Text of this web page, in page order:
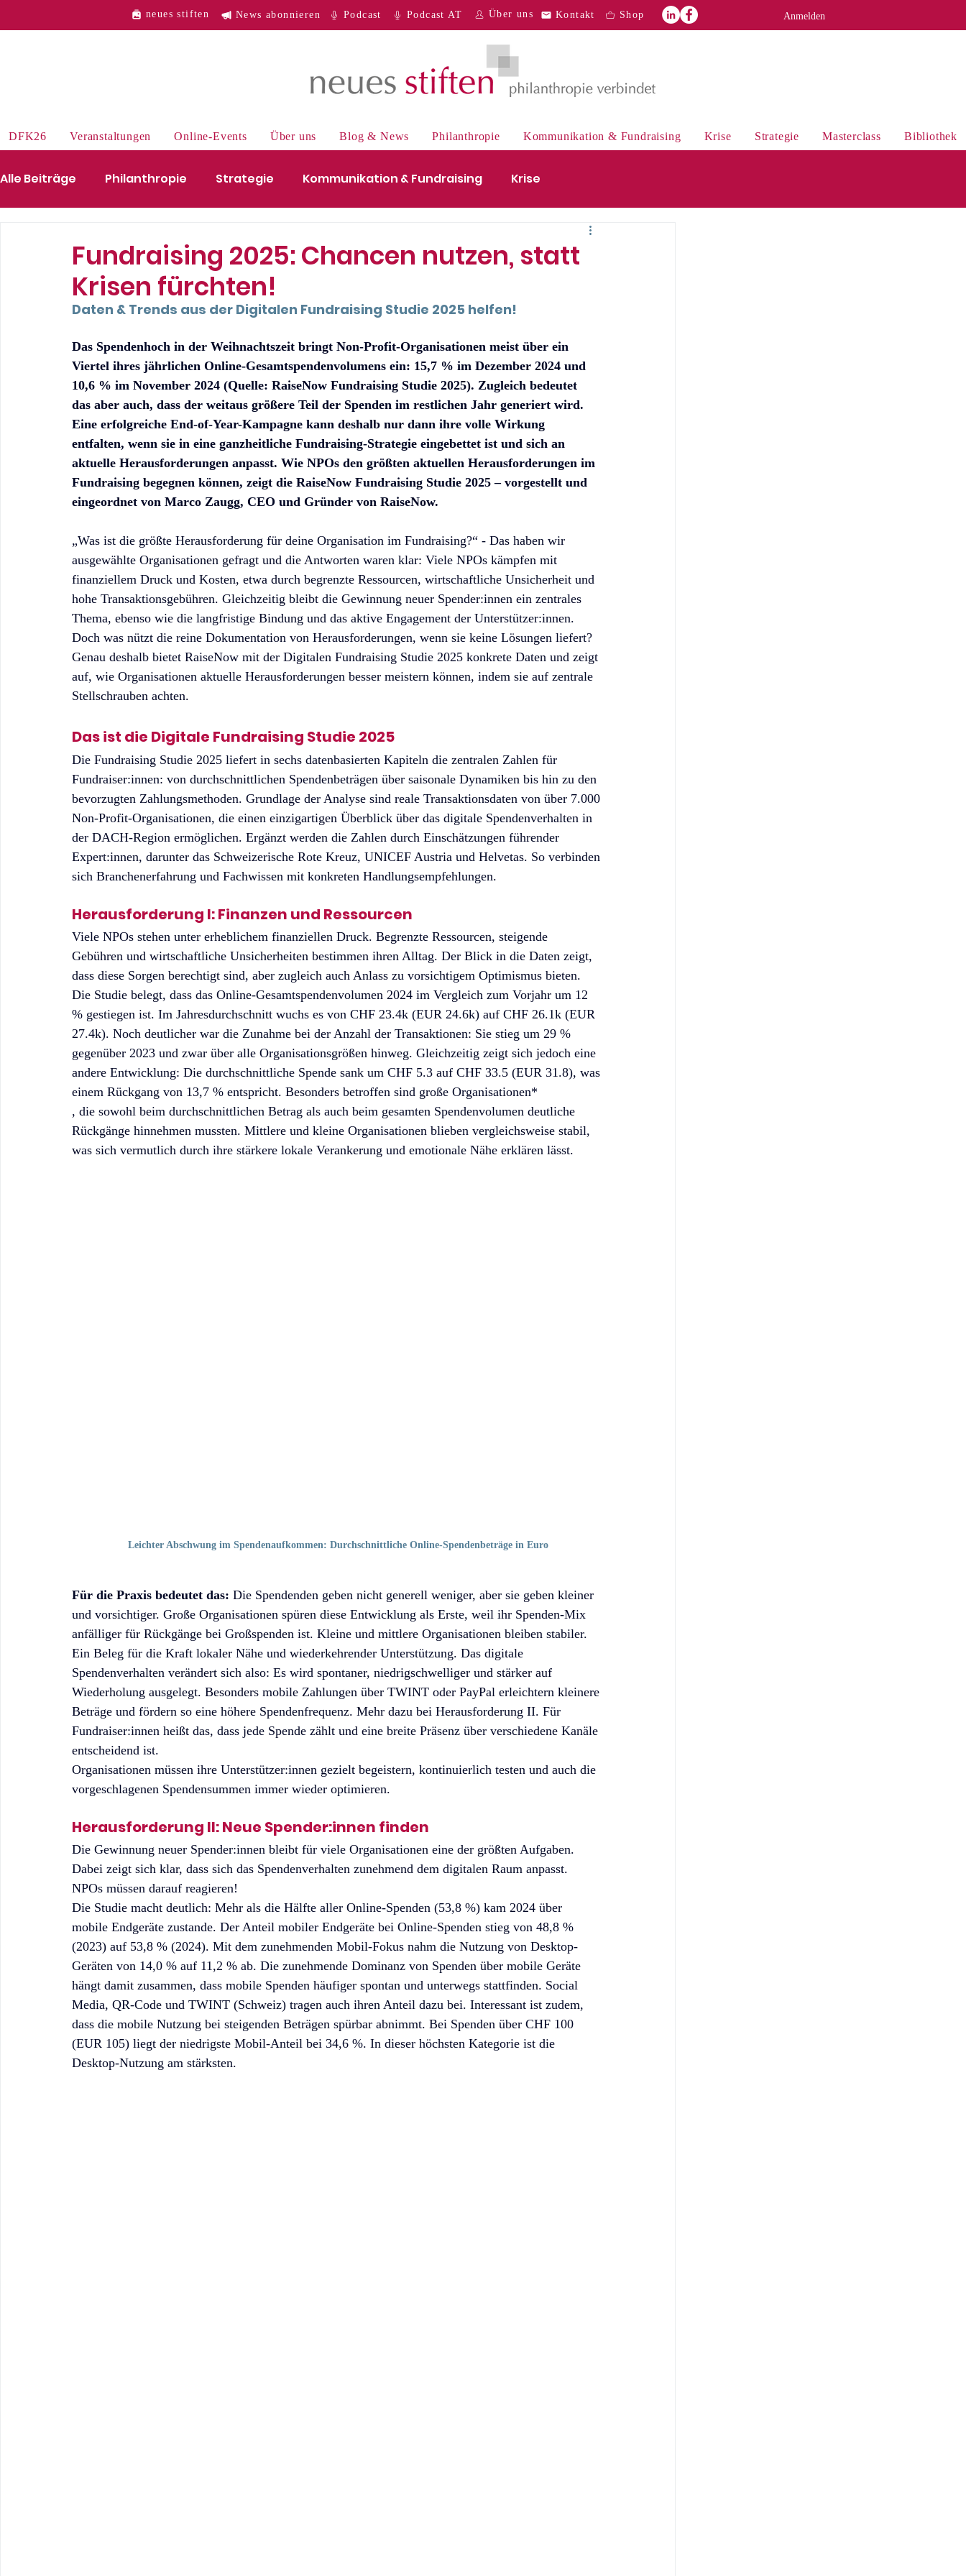
neues stiften News abonnieren Podcast Podcast AT Über uns Kontakt Shop Anmelden
DFK26 Veranstaltungen Online-Events Über uns Blog & News Philanthropie Kommunikation & Fundraising Krise Strategie Masterclass Bibliothek
Alle Beiträge Philanthropie Strategie Kommunikation & Fundraising Krise
Fundraising 2025: Chancen nutzen, statt
Krisen fürchten!
Daten & Trends aus der Digitalen Fundraising Studie 2025 helfen!
Das Spendenhoch in der Weihnachtszeit bringt Non-Profit-Organisationen meist über ein
Viertel ihres jährlichen Online-Gesamtspendenvolumens ein: 15,7 % im Dezember 2024 und
10,6 % im November 2024 (Quelle: RaiseNow Fundraising Studie 2025). Zugleich bedeutet
das aber auch, dass der weitaus größere Teil der Spenden im restlichen Jahr generiert wird.
Eine erfolgreiche End-of-Year-Kampagne kann deshalb nur dann ihre volle Wirkung
entfalten, wenn sie in eine ganzheitliche Fundraising-Strategie eingebettet ist und sich an
aktuelle Herausforderungen anpasst. Wie NPOs den größten aktuellen Herausforderungen im
Fundraising begegnen können, zeigt die RaiseNow Fundraising Studie 2025 – vorgestellt und
eingeordnet von Marco Zaugg, CEO und Gründer von RaiseNow.
„Was ist die größte Herausforderung für deine Organisation im Fundraising?“ - Das haben wir
ausgewählte Organisationen gefragt und die Antworten waren klar: Viele NPOs kämpfen mit
finanziellem Druck und Kosten, etwa durch begrenzte Ressourcen, wirtschaftliche Unsicherheit und
hohe Transaktionsgebühren. Gleichzeitig bleibt die Gewinnung neuer Spender:innen ein zentrales
Thema, ebenso wie die langfristige Bindung und das aktive Engagement der Unterstützer:innen.
Doch was nützt die reine Dokumentation von Herausforderungen, wenn sie keine Lösungen liefert?
Genau deshalb bietet RaiseNow mit der Digitalen Fundraising Studie 2025 konkrete Daten und zeigt
auf, wie Organisationen aktuelle Herausforderungen besser meistern können, indem sie auf zentrale
Stellschrauben achten.
Das ist die Digitale Fundraising Studie 2025
Die Fundraising Studie 2025 liefert in sechs datenbasierten Kapiteln die zentralen Zahlen für
Fundraiser:innen: von durchschnittlichen Spendenbeträgen über saisonale Dynamiken bis hin zu den
bevorzugten Zahlungsmethoden. Grundlage der Analyse sind reale Transaktionsdaten von über 7.000
Non-Profit-Organisationen, die einen einzigartigen Überblick über das digitale Spendenverhalten in
der DACH-Region ermöglichen. Ergänzt werden die Zahlen durch Einschätzungen führender
Expert:innen, darunter das Schweizerische Rote Kreuz, UNICEF Austria und Helvetas. So verbinden
sich Branchenerfahrung und Fachwissen mit konkreten Handlungsempfehlungen.
Herausforderung I: Finanzen und Ressourcen
Viele NPOs stehen unter erheblichem finanziellen Druck. Begrenzte Ressourcen, steigende
Gebühren und wirtschaftliche Unsicherheiten bestimmen ihren Alltag. Der Blick in die Daten zeigt,
dass diese Sorgen berechtigt sind, aber zugleich auch Anlass zu vorsichtigem Optimismus bieten.
Die Studie belegt, dass das Online-Gesamtspendenvolumen 2024 im Vergleich zum Vorjahr um 12
% gestiegen ist. Im Jahresdurchschnitt wuchs es von CHF 23.4k (EUR 24.6k) auf CHF 26.1k (EUR
27.4k). Noch deutlicher war die Zunahme bei der Anzahl der Transaktionen: Sie stieg um 29 %
gegenüber 2023 und zwar über alle Organisationsgrößen hinweg. Gleichzeitig zeigt sich jedoch eine
andere Entwicklung: Die durchschnittliche Spende sank um CHF 5.3 auf CHF 33.5 (EUR 31.8), was
einem Rückgang von 13,7 % entspricht. Besonders betroffen sind große Organisationen*
, die sowohl beim durchschnittlichen Betrag als auch beim gesamten Spendenvolumen deutliche
Rückgänge hinnehmen mussten. Mittlere und kleine Organisationen blieben vergleichsweise stabil,
was sich vermutlich durch ihre stärkere lokale Verankerung und emotionale Nähe erklären lässt.
Leichter Abschwung im Spendenaufkommen: Durchschnittliche Online-Spendenbeträge in Euro
Für die Praxis bedeutet das: Die Spendenden geben nicht generell weniger, aber sie geben kleiner
und vorsichtiger. Große Organisationen spüren diese Entwicklung als Erste, weil ihr Spenden-Mix
anfälliger für Rückgänge bei Großspenden ist. Kleine und mittlere Organisationen bleiben stabiler.
Ein Beleg für die Kraft lokaler Nähe und wiederkehrender Unterstützung. Das digitale
Spendenverhalten verändert sich also: Es wird spontaner, niedrigschwelliger und stärker auf
Wiederholung ausgelegt. Besonders mobile Zahlungen über TWINT oder PayPal erleichtern kleinere
Beträge und fördern so eine höhere Spendenfrequenz. Mehr dazu bei Herausforderung II. Für
Fundraiser:innen heißt das, dass jede Spende zählt und eine breite Präsenz über verschiedene Kanäle
entscheidend ist.
Organisationen müssen ihre Unterstützer:innen gezielt begeistern, kontinuierlich testen und auch die
vorgeschlagenen Spendensummen immer wieder optimieren.
Herausforderung II: Neue Spender:innen finden
Die Gewinnung neuer Spender:innen bleibt für viele Organisationen eine der größten Aufgaben.
Dabei zeigt sich klar, dass sich das Spendenverhalten zunehmend dem digitalen Raum anpasst.
NPOs müssen darauf reagieren!
Die Studie macht deutlich: Mehr als die Hälfte aller Online-Spenden (53,8 %) kam 2024 über
mobile Endgeräte zustande. Der Anteil mobiler Endgeräte bei Online-Spenden stieg von 48,8 %
(2023) auf 53,8 % (2024). Mit dem zunehmenden Mobil-Fokus nahm die Nutzung von Desktop-
Geräten von 14,0 % auf 11,2 % ab. Die zunehmende Dominanz von Spenden über mobile Geräte
hängt damit zusammen, dass mobile Spenden häufiger spontan und unterwegs stattfinden. Social
Media, QR-Code und TWINT (Schweiz) tragen auch ihren Anteil dazu bei. Interessant ist zudem,
dass die mobile Nutzung bei steigenden Beträgen spürbar abnimmt. Bei Spenden über CHF 100
(EUR 105) liegt der niedrigste Mobil-Anteil bei 34,6 %. In dieser höchsten Kategorie ist die
Desktop-Nutzung am stärksten.